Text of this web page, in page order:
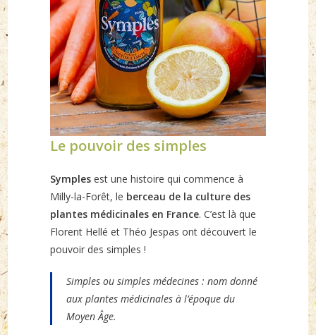
Le pouvoir des simples
Symples est une histoire qui commence à
Milly-la-Forêt, le berceau de la culture des
plantes médicinales en France. C’est là que
Florent Hellé et Théo Jespas ont découvert le
pouvoir des simples !
Simples ou simples médecines : nom donné
aux plantes médicinales à l’époque du
Moyen Âge.